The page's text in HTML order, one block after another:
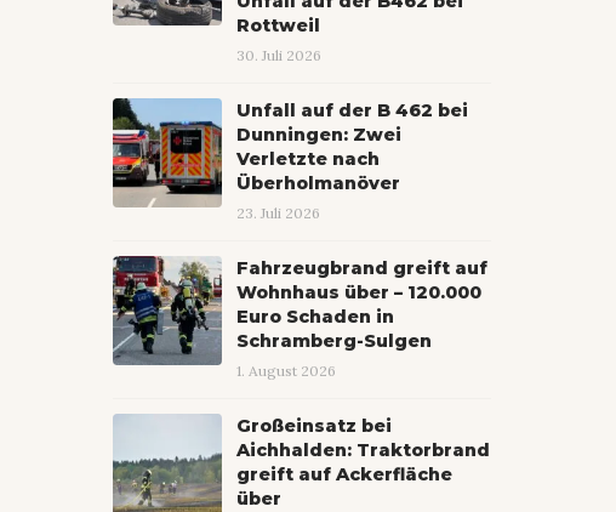
Rottweil
30. Juli 2026
Unfall auf der B 462 bei
Dunningen: Zwei
Verletzte nach
Überholmanöver
23. Juli 2026
Fahrzeugbrand greift auf
Wohnhaus über – 120.000
Euro Schaden in
Schramberg-Sulgen
1. August 2026
Großeinsatz bei
Aichhalden: Traktorbrand
greift auf Ackerfläche
über